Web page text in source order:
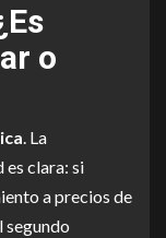
o
. La
es clara: si
a precios de
segundo